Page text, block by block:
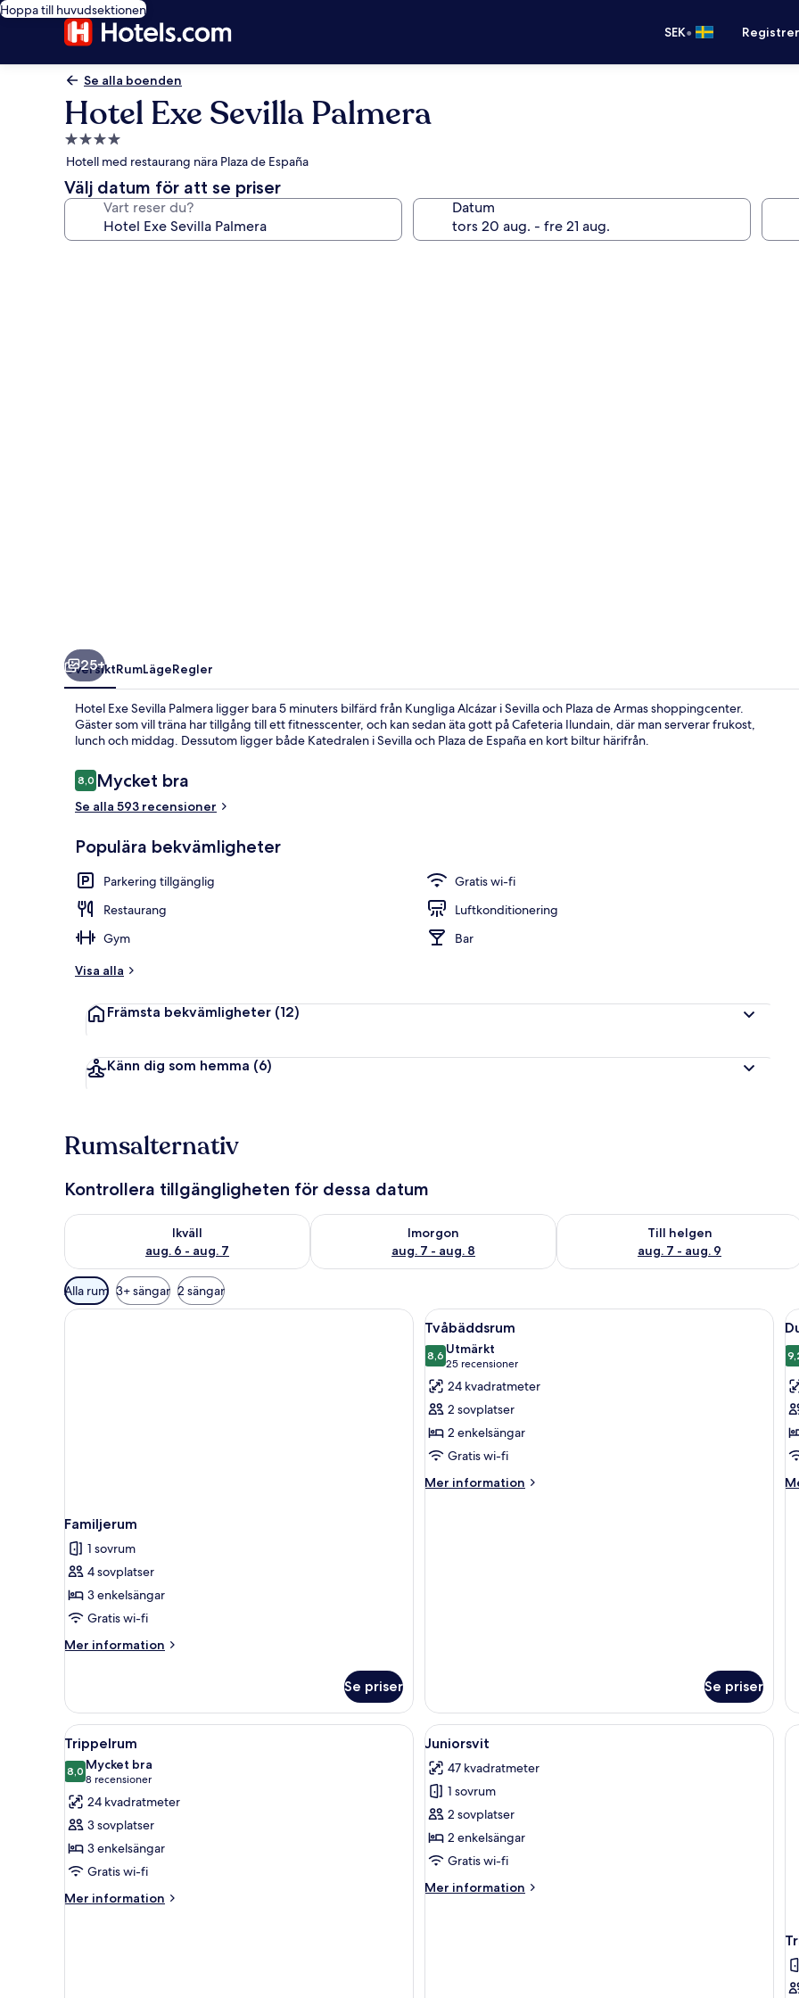
Hoppa till huvudsektionen
SEK•
Se alla boenden
Hotel Exe Sevilla Palmera
4.0-
stjärnigt
boende
Hotell med restaurang nära Plaza de España
Välj datum för att se priser
Vart reser du? Datum
25+
ÖversiktRumLägeRegler
Hotel Exe Sevilla Palmera ligger bara 5 minuters bilfärd från Kungliga Alcázar i Sevilla och Plaza de Armas shoppingcenter.
Gäster som vill träna har tillgång till ett fitnesscenter, och kan sedan äta gott på Cafeteria Ilundain, där man serverar frukost,
lunch och middag. Dessutom ligger både Katedralen i Sevilla och Plaza de España en kort biltur härifrån.
Recensioner
8,08,0 av 10,
Mycket bra
Se alla 593 recensioner
Populära bekvämligheter
Parkering tillgänglig
Gratis wi-fi
Restaurang
Luftkonditionering
Gym
Bar
Visa alla
Främsta bekvämligheter (12)
Känn dig som hemma (6)
Rumsalternativ
Kontrollera tillgängligheten för dessa datum
Ikväll
aug. 6 - aug. 7
Kontrollera tillgängligheten för ikväll aug. 6 - aug. 7
Imorgon
aug. 7 - aug. 8
Kontrollera tillgängligheten för imorgon aug. 7 - aug. 8
Till helgen
aug. 7 - aug. 9
Kontrollera tillgängligheten för den
Tillgängliga
filter
för
Alla rum 3+ sängar 2 sängar
Familjerum
1 sovrum
4 sovplatser
3 enkelsängar
Gratis wi-fi
Mer information
Mer
Se priser
Öppna
alla
foton
för
Tvåbäddsrum
Ett modernt hotellrum med en stor
5
Tvåbäddsrum
8,68,6 av 10
Utmärkt
25 recensioner
(25 recensioner)
24 kvadratmeter
2 sovplatser
2 enkelsängar
Gratis wi-fi
Mer information
Mer
Se priser
1
Öppna
alla
foton
för
Trippelrum
Ett modernt hotellrum med en stor säng, ett skrivbord, en stol och en tv som är monterad på väggen.
5
Trippelrum
8,08,0 av 10
Mycket bra
8 recensioner
(8 recensioner)
24 kvadratmeter
3 sovplatser
3 enkelsängar
Gratis wi-fi
Mer information
Mer
Öppna
alla
foton
för
Juniorsvit
Ett modernt vardagsrum med en
5
Juniorsvit
47 kvadratmeter
1 sovrum
2 sovplatser
2 enkelsängar
Gratis wi-fi
Mer information
Mer